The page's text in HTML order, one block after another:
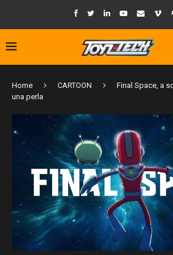
Home CARTOON
Final Space, a
una perla